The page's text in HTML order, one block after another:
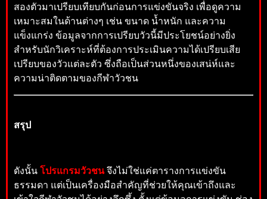
สองตัวมาเปรียบเทียบกันก่อนการแข่งขันจริง เพื่อดูความ
เหมาะสมในด้านต่างๆ เช่น ขนาด น้ำหนัก และความ
แข็งแกร่ง ข้อมูลจากการเปรียบวัวนี้มีประโยชน์อย่างยิ่ง
สำหรับนักวิเคราะห์ที่ต้องการประเมินความได้เปรียบเสีย
เปรียบของวัวแต่ละตัว ซึ่งถือเป็นส่วนหนึ่งของเสน่ห์และ
ความน่าติดตามของกีฬาวัวชน
สรุป
ดังนั้น โปรแกรมวัวชนจึงไม่ใช่แค่ตารางการแข่งขัน
ธรรมดา แต่เป็นเครื่องมือสำคัญที่ช่วยให้คุณเข้าถึงและ